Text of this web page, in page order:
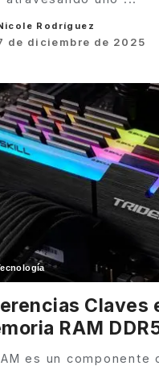
Rodríguez
de diciembre de 2025
Claves
RAM
es un componente